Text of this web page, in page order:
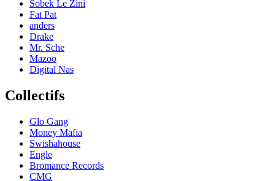
Sobek Le Zini
Fat Pat
anders
Drake
Mr. Sche
Mazoo
Digital Nas
Collectifs
Glo Gang
Money Mafia
Swishahouse
Engle
Bromance Records
CMG